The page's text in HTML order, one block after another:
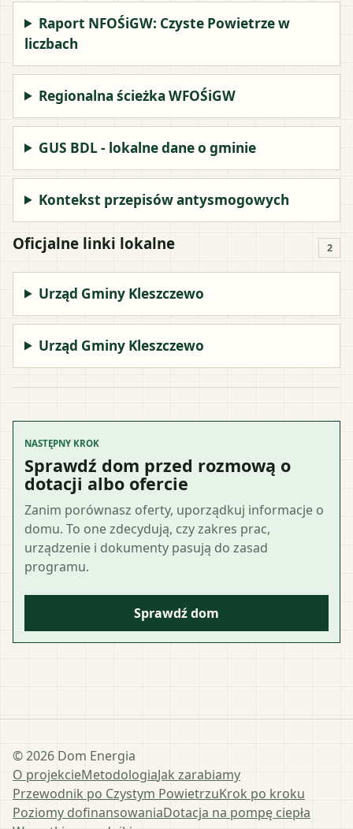
Raport NFOŚiGW: Czyste Powietrze w
liczbach
Regionalna ścieżka WFOŚiGW
GUS BDL - lokalne dane o gminie
Kontekst przepisów antysmogowych
Oficjalne linki lokalne 2
Urząd Gminy Kleszczewo
Urząd Gminy Kleszczewo
NASTĘPNY KROK
Sprawdź dom przed rozmową o
dotacji albo ofercie
Zanim porównasz oferty, uporządkuj informacje o
domu. To one zdecydują, czy zakres prac,
urządzenie i dokumenty pasują do zasad
programu.
Sprawdź dom
©2026 Dom Energia
O projekcieMetodologiaJak zarabiamy
Przewodnik po Czystym PowietrzuKrok po kroku
Poziomy dofinansowaniaDotacja na pompę ciepła